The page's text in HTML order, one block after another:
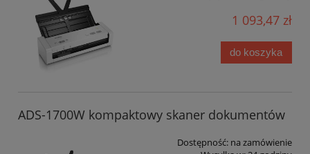
1 093,47 zł
do koszyka
ADS-1700W kompaktowy skaner dokumentów
Dostępność: na zamówienie